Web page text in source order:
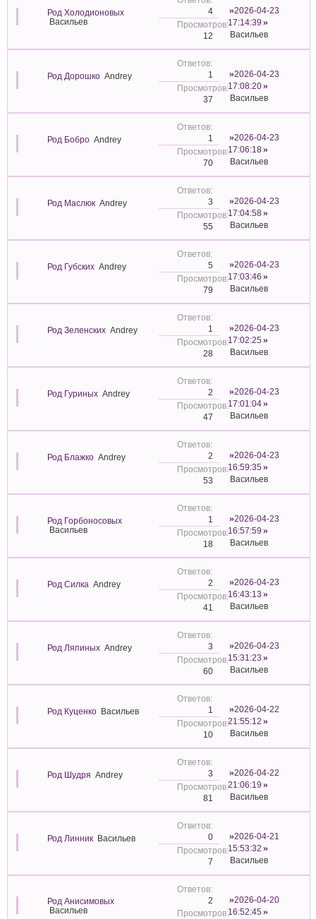
Род Холодионовых
Васильев
4
12
2026-04-23
17:14:39
Васильев
Род Дорошко Andrey 1
37
2026-04-23
17:08:20
Васильев
Род Бобро Andrey 1
70
2026-04-23
17:06:18
Васильев
Род Маслюк Andrey 3
55
2026-04-23
17:04:58
Васильев
Род Губских Andrey 5
79
2026-04-23
17:03:46
Васильев
Род Зеленских Andrey 1
28
2026-04-23
17:02:25
Васильев
Род Гуриных Andrey 2
47
2026-04-23
17:01:04
Васильев
Род Блажко Andrey 2
53
2026-04-23
16:59:35
Васильев
Род Горбоносовых
Васильев
1
18
2026-04-23
16:57:59
Васильев
Род Силка Andrey 2
41
2026-04-23
16:43:13
Васильев
Род Ляпиных Andrey 3
60
2026-04-23
15:31:23
Васильев
Род Куценко Васильев 1
10
2026-04-22
21:55:12
Васильев
Род Шудря Andrey 3
81
2026-04-22
21:06:19
Васильев
Род Линник Васильев 0
7
2026-04-21
15:53:32
Васильев
Род Анисимовых
Васильев
2
2026-04-20
16:52:45